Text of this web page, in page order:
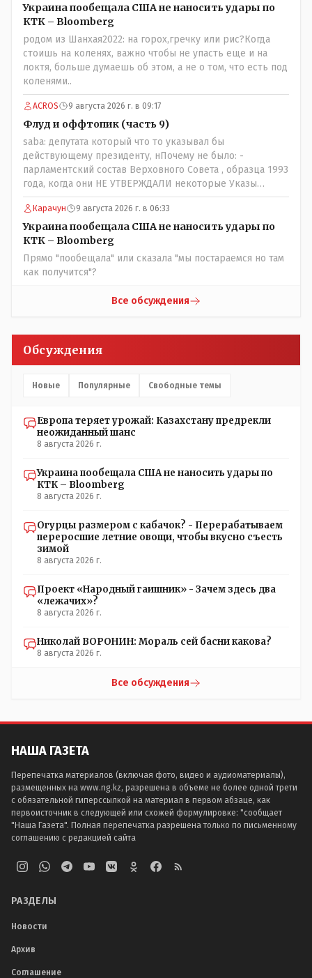
которые развернулись потом на 180 или 360 градусов,
посмотрев на того, как он не сдался, но ты же там сам
живешь и многое знаешь о тех, на кого работаешь.. Это
просто прагматизм и ничего личного. Победим мы, они
встанут под нас и наоборот и все это понимают..
Украина пообещала США не наносить удары по
КТК – Bloomberg
родом из Шанхая2022: на горох,гречку или рис?Когда
стоишь на коленях, важно чтобы не упасть еще и на
локтя, больше думаешь об этом, а не о том, что есть под
коленями..
ACROS 9 августа 2026 г. в 09:17
Флуд и оффтопик (часть 9)
saba: депутата который что то указывал бы
действующему президенту, нПочему не было: -
парламентский состав Верховного Совета , образца 1993
года, когда они НЕ УТВЕРЖДАЛИ некоторые Указы
Назарбаева, особенно в части выборов и перевыборов и
некоторых вопросах внутренней политики, и тогда
Назарбай волевым Указом РАСПУСТИЛ этот бунтарский
состав. Имя - Серикболсын Абдильдин вам знакомо -
юывший секретарь ЦК КП Казахстана , впоследствии -
депутат Верховного Совета и Мажлиса и Председатель
партии коммунстов- он в то время и после и причём
НЕОДНОКРАТНО, указывал и многократно на недостатки
Назарбая и предлагал ему самому ДОБРОВОЛЬНО уйти с
Карачун 9 августа 2026 г. в 06:33
Украина пообещала США не наносить удары по
КТК – Bloomberg
Прямо "пообещала" или сказала "мы постараемся но там
как получится"?
Все обсуждения
Обсуждения
Новые Популярные Свободные темы
Европа теряет урожай: Казахстану предрекли
неожиданный шанс
8 августа 2026 г.
Украина пообещала США не наносить удары по
КТК – Bloomberg
8 августа 2026 г.
Огурцы размером с кабачок? - Перерабатываем
переросшие летние овощи, чтобы вкусно съесть
зимой
8 августа 2026 г.
Проект «Народный гаишник» - Зачем здесь два
«лежачих»?
8 августа 2026 г.
Николай ВОРОНИН: Мораль сей басни какова?
8 августа 2026 г.
Все обсуждения
НАША ГАЗЕТА
Перепечатка материалов (включая фото, видео и аудиоматериалы),
размещенных на www.ng.kz, разрешена в объеме не более одной трети
с обязательной гиперссылкой на материал в первом абзаце, как
первоисточник в следующей или схожей формулировке: "сообщает
"Наша Газета". Полная перепечатка разрешена только по письменному
соглашению с редакцией сайта
РАЗДЕЛЫ
Новости
Архив
Соглашение